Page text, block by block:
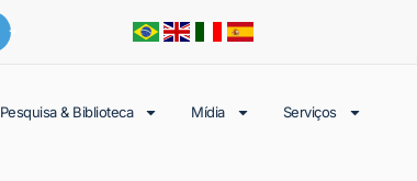
Pesquisa & Biblioteca Mídia Serviços